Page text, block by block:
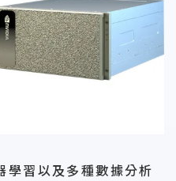
學習以及多種數據分析